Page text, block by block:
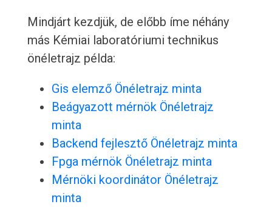
Mindjárt kezdjük, de előbb íme néhány
más Kémiai laboratóriumi technikus
önéletrajz példa:
Gis elemző Önéletrajz minta
Beágyazott mérnök Önéletrajz
minta
Backend fejlesztő Önéletrajz minta
Fpga mérnök Önéletrajz minta
Mérnöki koordinátor Önéletrajz
minta